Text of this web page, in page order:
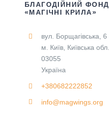
БЛАГОДІЙНИЙ ФОНД
«МАГІЧНІ КРИЛА»
вул. Борщагівська, 6
м. Київ, Київська обл.
03055
Україна
+380682222852
info@magwings.org